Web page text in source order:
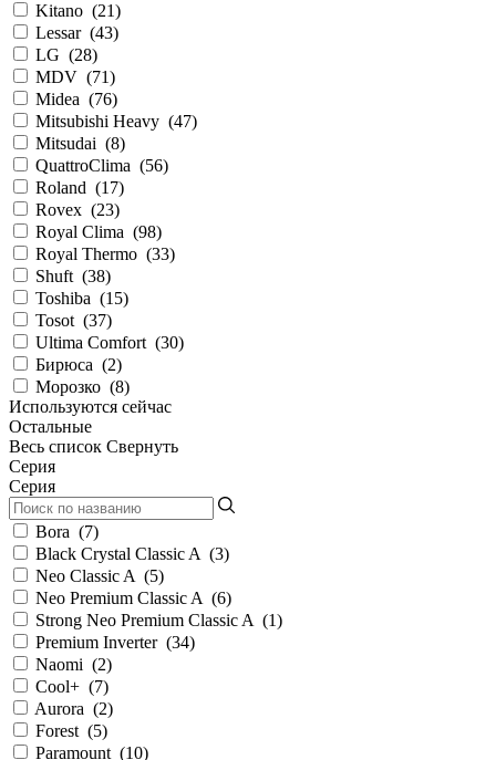
Kitano (21)
Lessar (43)
LG (28)
MDV (71)
Midea (76)
Mitsubishi Heavy (47)
Mitsudai (8)
QuattroClima (56)
Roland (17)
Rovex (23)
Royal Clima (98)
Royal Thermo (33)
Shuft (38)
Toshiba (15)
Tosot (37)
Ultima Comfort (30)
Бирюса (2)
Морозко (8)
Используются сейчас
Остальные
Весь список Свернуть
Серия
Серия
Bora (7)
Black Crystal Classic A (3)
Neo Classic A (5)
Neo Premium Classic A (6)
Strong Neo Premium Classic A (1)
Premium Inverter (34)
Naomi (2)
Cool+ (7)
Aurora (2)
Forest (5)
Paramount (10)